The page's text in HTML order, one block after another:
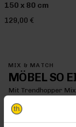
150 x 80 cm
129,00 €
MIX & MATCH
MÖBEL SO
Mit Trendhopper
es dir gefällt